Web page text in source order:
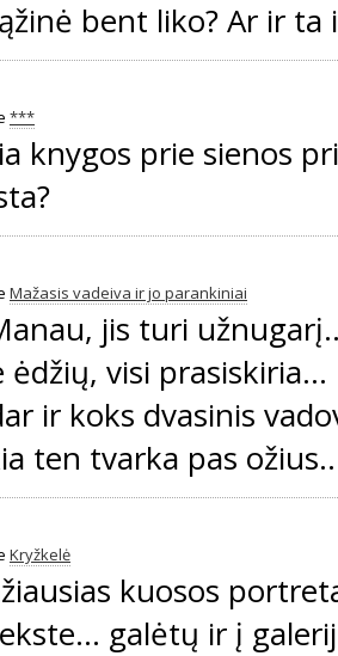
bent liko? Ar ir ta
***
knygos prie sienos
Mažasis vadeiva ir jo parankiniai
jis turi
ėdžių, visi
ir koks dvasinis
ten tvarka pas
Kryžkelė
kuosos
galėtų ir į